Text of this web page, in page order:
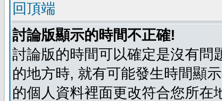
回頂端
討論版顯示的時間不正確!
討論版的時間可以確定是沒有問
的地方時, 就有可能發生時間顯
的個人資料裡面更改符合您所在